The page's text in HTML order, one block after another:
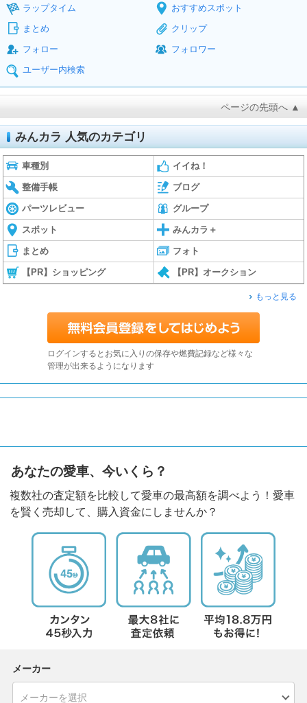
ラップタイム
おすすめスポット
まとめ
クリップ
フォロー
フォロワー
ユーザー内検索
ページの先頭へ ▲
みんカラ 人気のカテゴリ
車種別 イイね！
整備手帳 ブログ
パーツレビュー グループ
スポット みんカラ＋
まとめ フォト
【PR】ショッピング 【PR】オークション
もっと見る
ログインするとお気に入りの保存や燃費記録など様々な
管理が出来るようになります
あなたの愛車、今いくら？
複数社の査定額を比較して愛車の最高額を調べよう！愛車
を賢く売却して、購入資金にしませんか？
メーカー